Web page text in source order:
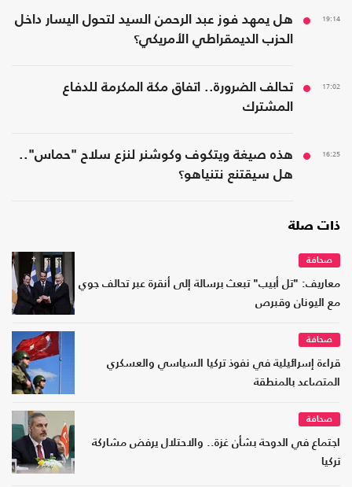
19:14
هل يمهد فوز عبد الرحمن السيد لتحول اليسار داخل
الحزب الديمقراطي الأمريكي؟
17:02
تحالف الضرورة.. اتفاق مكة المكرمة للدفاع
المشترك
16:25
هذه صيغة ويتكوف وكوشنر لنزع سلاح "حماس"..
هل سيقتنع نتنياهو؟
ذات صلة
صحافة
معاريف: "تل أبيب" تبعث برسالة إلى أنقرة عبر تحالف جوي
مع اليونان وقبرص
صحافة
قراءة إسرائيلية في نفوذ تركيا السياسي والعسكري
المتصاعد بالمنطقة
صحافة
اجتماع في الدوحة بشأن غزة.. والاحتلال يرفض مشاركة
تركيا